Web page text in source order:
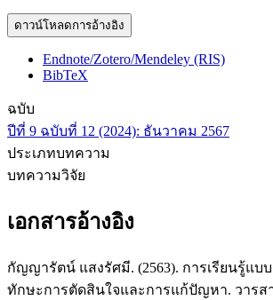
ดาวน์โหลดการอ้างอิง
Endnote/Zotero/Mendeley (RIS)
BibTeX
ฉบับ
ปีที่ 9 ฉบับที่ 12 (2024): ธันวาคม 2567
ประเภทบทความ
บทความวิจัย
เอกสารอ้างอิง
กัญญารัตน์ แสงรัศมี. (2563). การเรียนรู้แ
ทักษะการตัดสินใจและการแก้ปัญหา. วารส